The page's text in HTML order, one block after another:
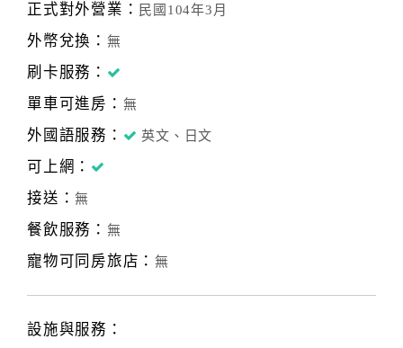
瑞格商旅已經使用線上訂房系統，透過安全的線上交易，網
友將可以輕鬆的指定入住日期及房型，
上訂房機制的網友，
趕緊訂房，讓瑞格為您的台北旅遊留下豐富精彩的回憶！
正式對外營業： 民國104年3月
外幣兌換： 無
刷卡服務：
單車可進房： 無
外國語服務： 英文、日文
可上網：
接送：無
餐飲服務： 無
寵物可同房旅店： 無
設施與服務：